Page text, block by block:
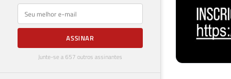
E-mail
ASSINAR
Junte-se a 657 outros assinantes